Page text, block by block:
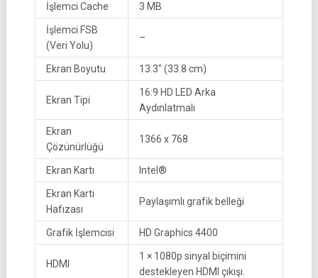
İşlemci Cache 3 MB
İşlemci FSB
(Veri Yolu)
–
Ekran Boyutu 13.3″ (33.8 cm)
Ekran Tipi
16:9 HD LED Arka
Aydınlatmalı
Ekran
Çözünürlüğü
1366 x 768
Ekran Kartı Intel®
Ekran Kartı
Hafızası
Paylaşımlı grafik belleği
Grafik İşlemcisi HD Graphics 4400
HDMI
1 × 1080p sinyal biçimini
destekleyen HDMI çıkışı.